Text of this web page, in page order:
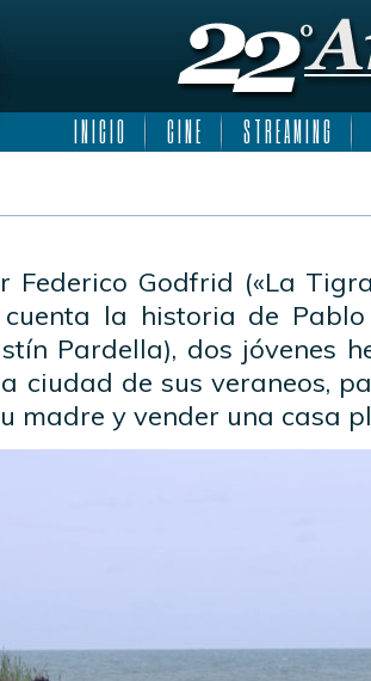
I N I C I O C I N E S T R E A M I N G
Federico Godfrid («La
la historia de
Pardella), dos jóvenes
ciudad de sus veraneos,
madre y vender una casa